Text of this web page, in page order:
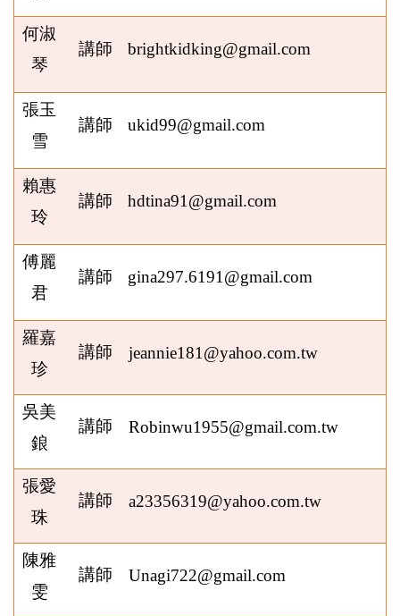
何淑
琴
講師 brightkidking@gmail.com
張玉
雪
講師 ukid99@gmail.com
賴惠
玲
講師 hdtina91@gmail.com
傅麗
君
講師 gina297.6191@gmail.com
羅嘉
珍
講師 jeannie181@yahoo.com.tw
吳美
鋃
講師 Robinwu1955@gmail.com.tw
張愛
珠
講師 a23356319@yahoo.com.tw
陳雅
雯
講師 Unagi722@gmail.com